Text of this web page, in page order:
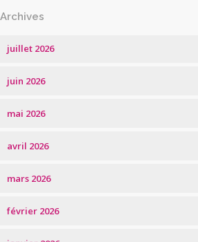
Archives
juillet 2026
juin 2026
mai 2026
avril 2026
mars 2026
février 2026